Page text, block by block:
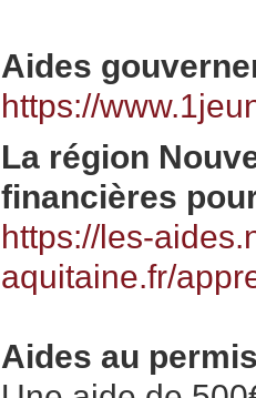
Aides
https://
La région
financières
https://les-
aquitaine.fr/
Aides au